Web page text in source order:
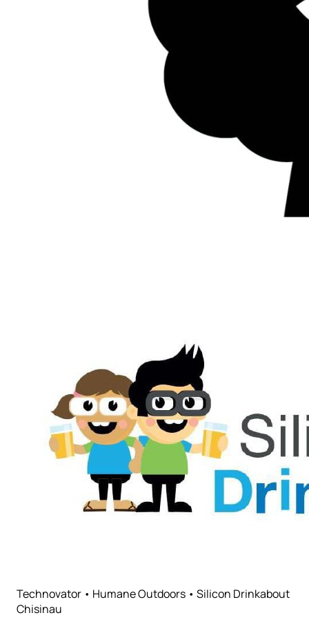
Technovator • Humane Outdoors • Silicon Drinkabout
Chisinau